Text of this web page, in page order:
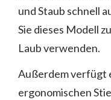
und Staub schnell
Sie dieses Modell
Laub verwenden.
Außerdem verfügt
ergonomischen